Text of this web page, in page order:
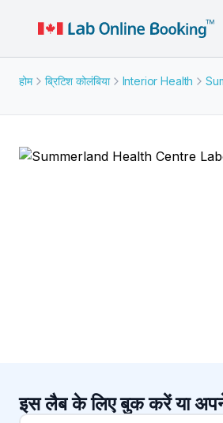
होम ब्रिटिश कोलंबिया Interior Health
इस लैब के लिए बुक करें या